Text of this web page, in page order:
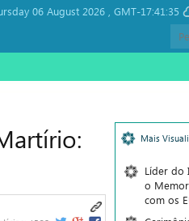
06 August 2026 , GMT-17:41:35
Mais
Líder do
o
com os